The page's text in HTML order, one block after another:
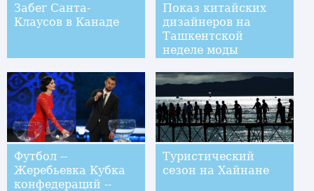
Забег Санта-
Клаусов в Канаде
Показ китайских
дизайнеров на
Ташкентской
неделе моды
Футбол --
Жеребьевка Кубка
конфедераций --
Туристический
сезон на Хайнане